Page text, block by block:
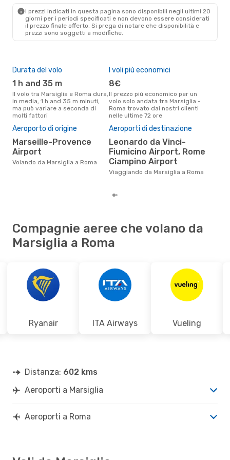
I prezzi indicati in questa pagina sono disponibili negli ultimi 20
giorni per i periodi specificati e non devono essere considerati
il ​​prezzo finale offerto. Si prega di notare che disponibilità e
prezzi sono soggetti a modifiche.
Durata del volo
1 h and 35 m
Il volo tra Marsiglia e Roma dura,
in media, 1 h and 35 m minuti,
ma può variare a seconda di
molti fattori
I voli più economici
8€
Il prezzo più economico per un
volo solo andata tra Marsiglia -
Roma trovato dai nostri clienti
nelle ultime 72 ore
Aeroporto di origine
Marseille-Provence
Airport
Volando da Marsiglia a Roma
Aeroporti di destinazione
Leonardo da Vinci-
Fiumicino Airport, Rome
Ciampino Airport
Viaggiando da Marsiglia a Roma
Compagnie aeree che volano da
Marsiglia a Roma
Ryanair ITA Airways Vueling
Distanza: 602 kms
Aeroporti a Marsiglia
Aeroporti a Roma